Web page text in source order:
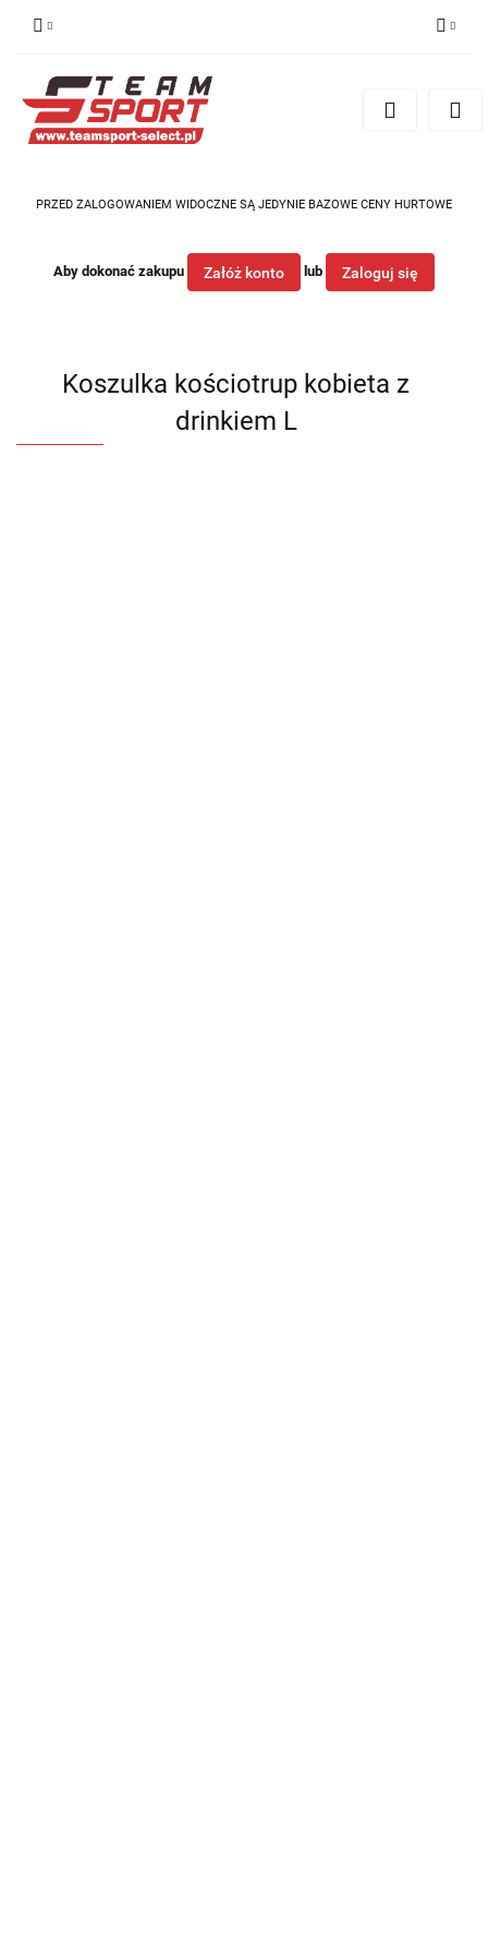
Zarejestruj się
PRZED ZALOGOWANIEM WIDOCZNE SĄ JEDYNIE BAZOWE CENY HURTOWE
Aby dokonać zakupu Załóż konto lub Zaloguj się
Koszulka kościotrup kobieta z
drinkiem L